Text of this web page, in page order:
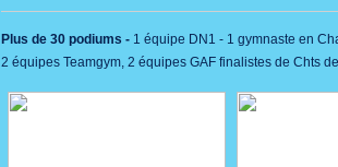
Plus de 30 podiums - 1 équipe DN1 - 1 gymnaste en
2 équipes Teamgym, 2 équipes GAF finalistes de Chts